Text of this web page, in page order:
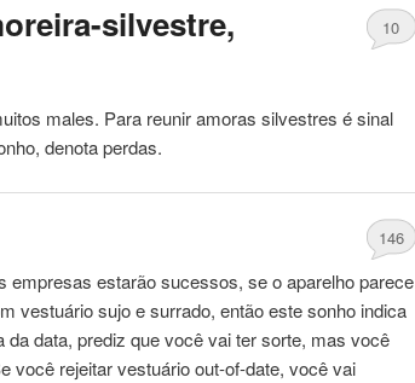
silvestre,
10
males. Para reuniramoras silvestres é sinal
denota perdas.
146
empresas estarão sucessos, se o aparelho parece
vestuário sujo e surrado, então este sonho indica
data, prediz que você vai ter sorte, mas você
você rejeitar vestuário out-of-date, você vai